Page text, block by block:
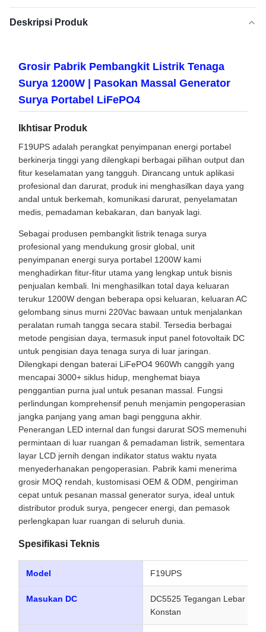
Deskripsi Produk
Grosir Pabrik Pembangkit Listrik Tenaga
Surya 1200W | Pasokan Massal Generator
Surya Portabel LiFePO4
Ikhtisar Produk
F19UPS adalah perangkat penyimpanan energi portabel
berkinerja tinggi yang dilengkapi berbagai pilihan output dan
fitur keselamatan yang tangguh. Dirancang untuk aplikasi
profesional dan darurat, produk ini menghasilkan daya yang
andal untuk berkemah, komunikasi darurat, penyelamatan
medis, pemadaman kebakaran, dan banyak lagi.
Sebagai produsen pembangkit listrik tenaga surya
profesional yang mendukung grosir global, unit
penyimpanan energi surya portabel 1200W kami
menghadirkan fitur-fitur utama yang lengkap untuk bisnis
penjualan kembali. Ini menghasilkan total daya keluaran
terukur 1200W dengan beberapa opsi keluaran, keluaran AC
gelombang sinus murni 220Vac bawaan untuk menjalankan
peralatan rumah tangga secara stabil. Tersedia berbagai
metode pengisian daya, termasuk input panel fotovoltaik DC
untuk pengisian daya tenaga surya di luar jaringan.
Dilengkapi dengan baterai LiFePO4 960Wh canggih yang
mencapai 3000+ siklus hidup, menghemat biaya
penggantian purna jual untuk pesanan massal. Fungsi
perlindungan komprehensif penuh menjamin pengoperasian
jangka panjang yang aman bagi pengguna akhir.
Penerangan LED internal dan fungsi darurat SOS memenuhi
permintaan di luar ruangan & pemadaman listrik, sementara
layar LCD jernih dengan indikator status waktu nyata
menyederhanakan pengoperasian. Pabrik kami menerima
grosir MOQ rendah, kustomisasi OEM & ODM, pengiriman
cepat untuk pesanan massal generator surya, ideal untuk
distributor produk surya, pengecer energi, dan pemasok
perlengkapan luar ruangan di seluruh dunia.
Spesifikasi Teknis
Model F19UPS
Masukan DC
DC5525 Tegangan Lebar 12-
Konstan